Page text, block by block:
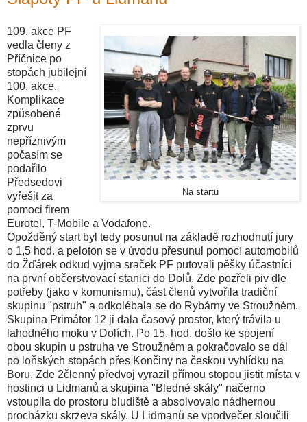
Na startu
109. akce PF
vedla členy z
Příčnice po
stopách jubilejní
100. akce.
Komplikace
způsobené
zprvu
nepříznivým
počasím se
podařilo
Předsedovi
vyřešit za
pomoci firem
Eurotel, T-Mobile a Vodafone.
Opožděný start byl tedy posunut na základě rozhodnutí jury
o 1,5 hod. a peloton se v úvodu přesunul pomocí automobilů
do Žďárek odkud vyjma sraček PF putovali pěšky účastníci
na první občerstvovací stanici do Dolů. Zde pozřeli piv dle
potřeby (jako v komunismu), část členů vytvořila tradiční
skupinu "pstruh" a odkolébala se do Rybárny ve Stroužném.
Skupina Primátor 12 ji dala časový prostor, který trávila u
lahodného moku v Dolích. Po 15. hod. došlo ke spojení
obou skupin u pstruha ve Stroužném a pokračovalo se dál
po loňských stopách přes Končiny na českou vyhlídku na
Boru. Zde 2členný předvoj vyrazil přímou stopou jistit místa v
hostinci u Lidmanů a skupina "Bledné skály" načerno
vstoupila do prostoru bludiště a absolvovalo nádhernou
procházku skrzeva skály. U Lidmanů se vpodvečer sloučili